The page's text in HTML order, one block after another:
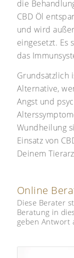
die
CBD Öl
und wird
eingesetzt. Es
das
Grundsätzlich
Alternative,
Angst und
Wundheilung
Einsatz von
Deinem
Online
Diese Berater
Beratung in
geben Antwort